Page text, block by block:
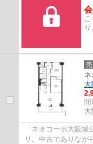
り
大
間
大
「ネオコーポ大阪
リ。中古でありなが